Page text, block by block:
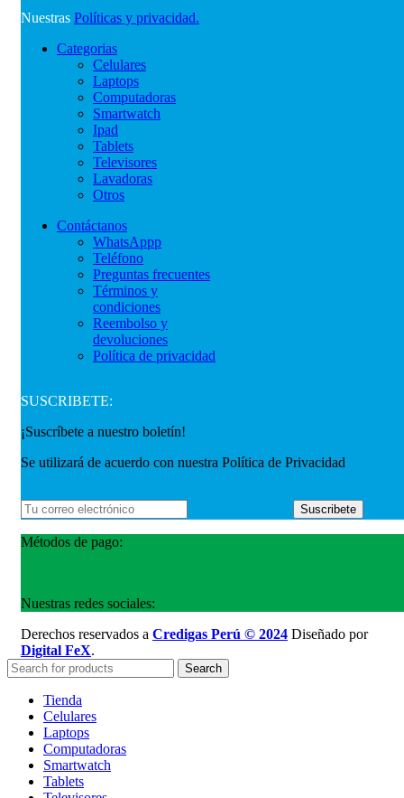
Nuestras Políticas y privacidad.
Categorias
Celulares
Laptops
Computadoras
Smartwatch
Ipad
Tablets
Televisores
Lavadoras
Otros
Contáctanos
WhatsAppp
Teléfono
Preguntas frecuentes
Términos y
condiciones
Reembolso y
devoluciones
Política de privacidad
SUSCRIBETE:
¡Suscríbete a nuestro boletín!
Se utilizará de acuerdo con nuestra Política de Privacidad
Métodos de pago:
Nuestras redes sociales:
Derechos reservados a Credigas Perú © 2024 Diseñado por
Digital FeX.
Search
Tienda
Celulares
Laptops
Computadoras
Smartwatch
Tablets